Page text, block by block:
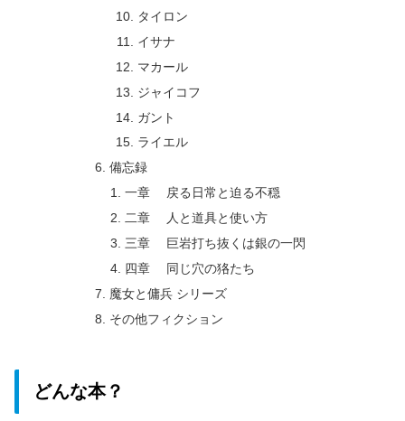
タイロン
イサナ
マカール
ジャイコフ
ガント
ライエル
備忘録
一章 戻る日常と迫る不穏
二章 人と道具と使い方
三章 巨岩打ち抜くは銀の一閃
四章 同じ穴の狢たち
魔女と傭兵 シリーズ
その他フィクション
どんな本？